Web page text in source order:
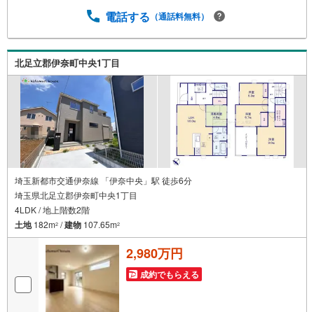
とも、十分理解した上でご選択できます☆彡■現在、車のロ
ださい。■低金利の今だからこそ、住宅ローン審査が緩やか
な傾向にあります。
電話する （通話料無料）
北足立郡伊奈町中央1丁目
埼玉新都市交通伊奈線 「伊奈中央」駅 徒歩6分
埼玉県北足立郡伊奈町中央1丁目
4LDK / 地上階数2階
土地182m2 /建物 107.65m2
2,980万円
成約でもらえる